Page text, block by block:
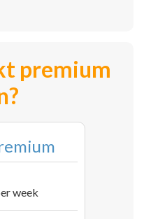
premium
week